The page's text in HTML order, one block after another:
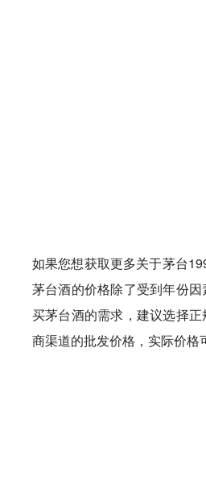
如果您想获取更多关于茅台
茅台酒的价格除了受到年份
买茅台酒的需求，建议选择
商渠道的批发价格，实际价